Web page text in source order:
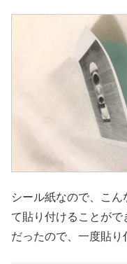
シール紙なので、こ
て貼り付けることが
だったので、一度貼り